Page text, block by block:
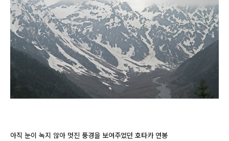
아직 눈이 녹지 않아 멋진 풍경을 보여주었던 호타카 연봉